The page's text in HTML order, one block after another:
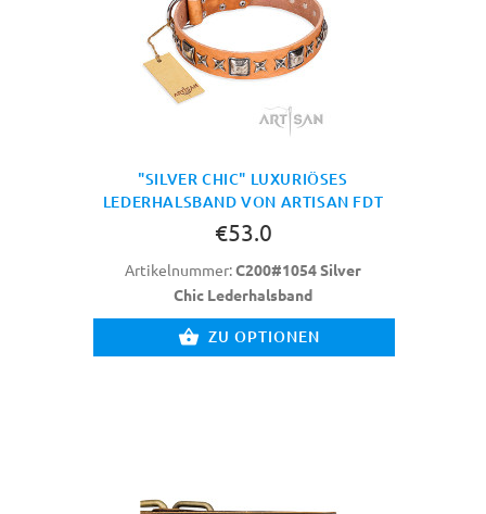
"SILVER CHIC" LUXURIÖSES
LEDERHALSBAND VON ARTISAN FDT
€53.0
Artikelnummer:C200#1054 Silver
Chic Lederhalsband
ZU OPTIONEN